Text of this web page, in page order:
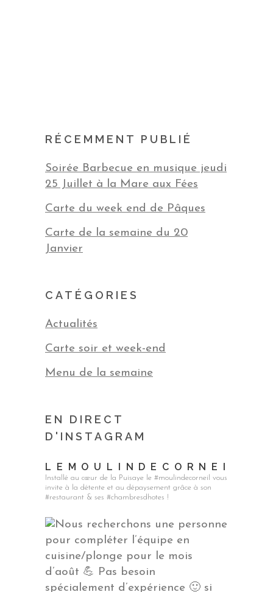
RÉCEMMENT PUBLIÉ
Soirée Barbecue en musique jeudi
25 Juillet à la Mare aux Fées
Carte du week end de Pâques
Carte de la semaine du 20
Janvier
CATÉGORIES
Actualités
Carte soir et week-end
Menu de la semaine
EN DIRECT
D'INSTAGRAM
LEMOULINDECORNEIL
Installé au cœur de la Puisaye le #moulindecorneil vous
invite à la détente et au dépaysement grâce à son
#restaurant & ses #chambresdhotes !